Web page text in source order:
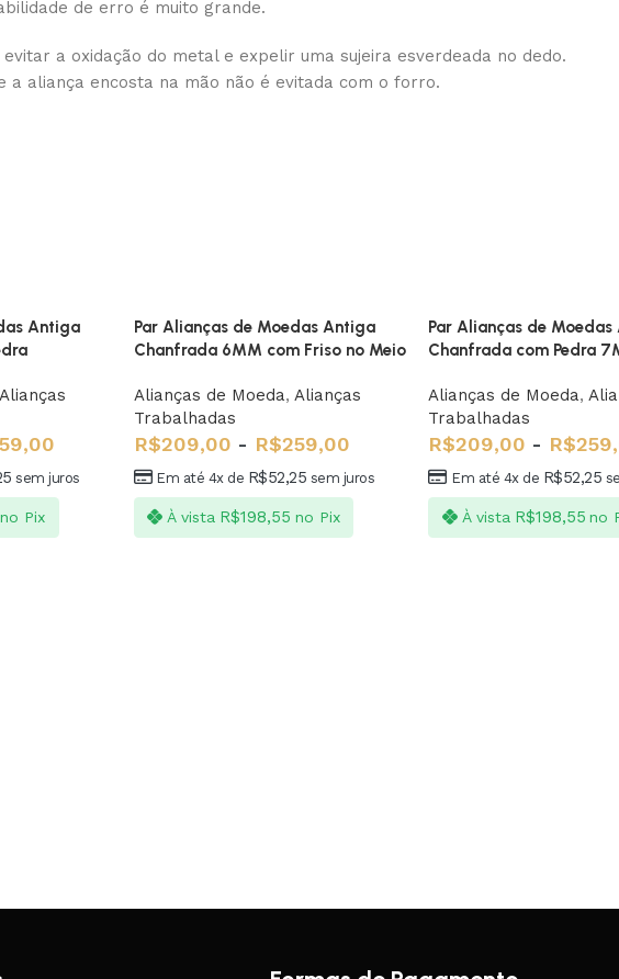
de erro é muito grande.
a oxidação do metal e expelir uma sujeira esverdeada no dedo.
a aliança encosta na mão não é evitada com o forro.
Antiga
Alianças
sem juros
no Pix
Par Alianças de Moedas Antiga
Chanfrada 6MM com Friso no Meio
Alianças de Moeda, Alianças
Trabalhadas
R$209,00 - R$259,00
Em até 4x de R$52,25 sem juros
À vista R$198,55 no Pix
Par Alianças de
Chanfrada com Pedra
Alianças de Moeda,
Trabalhadas
R$209,00 - R$
Em até 4x de R$52,25
À vista R$198,55 no